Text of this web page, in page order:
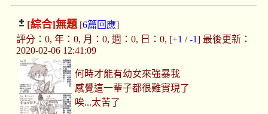
[綜合]無題[6篇回應]
評分：0, 年：0, 月：0, 週：0, 日：0, [+1 /-1] 最後更新：
2020-02-06 12:41:09
何時才能有幼女來強暴我
感覺這一輩子都很難實現了
唉...太苦了